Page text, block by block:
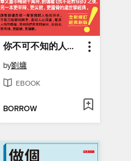
你不可不知的人性（跨世代經典版）
by劉墉
EBOOK
BORROW